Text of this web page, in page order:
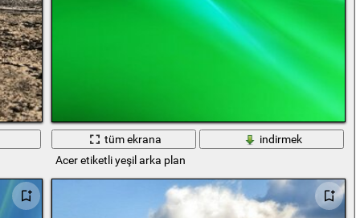
tüm ekrana
indirmek
Acer etiketli yeşil arka plan